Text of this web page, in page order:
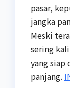
pasar,
jangka
Meski
sering
yang
panjang.